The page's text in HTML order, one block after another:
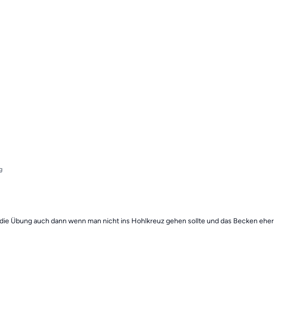
Übung auch dann wenn man nicht ins Hohlkreuz gehen sollte und das Becken eher